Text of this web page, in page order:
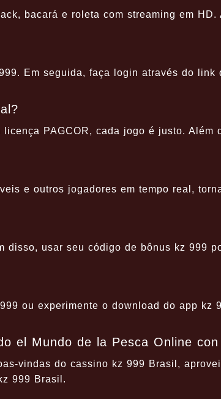
bacará e roleta com streaming em
Em seguida, faça login através do
PAGCOR, cada jogo é justo. Além
e outros jogadores em tempo real,
disso, usar seu código de bônus kz 999
ou experimente o download do app kz
el Mundo de la Pesca Online
vindas do cassino kz 999 Brasil,
999 Brasil.